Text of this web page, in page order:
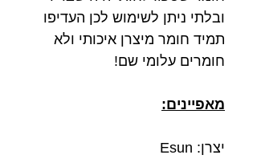
ובלתי ניתן לשימוש לכן העדיפו
תמיד חומר מיצרן איכותי ולא
חומרים עלומי שם!
מאפיינים:
יצרן: Esun